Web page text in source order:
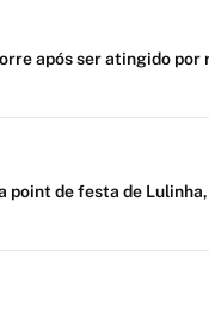
após ser atingido
point de festa de